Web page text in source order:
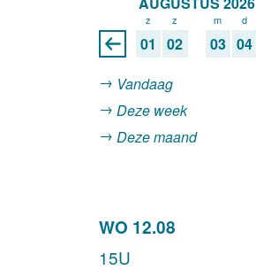
z
01
z
02
m
03
d
04
Vandaag
Deze week
Deze maand
WO 12.08
15U